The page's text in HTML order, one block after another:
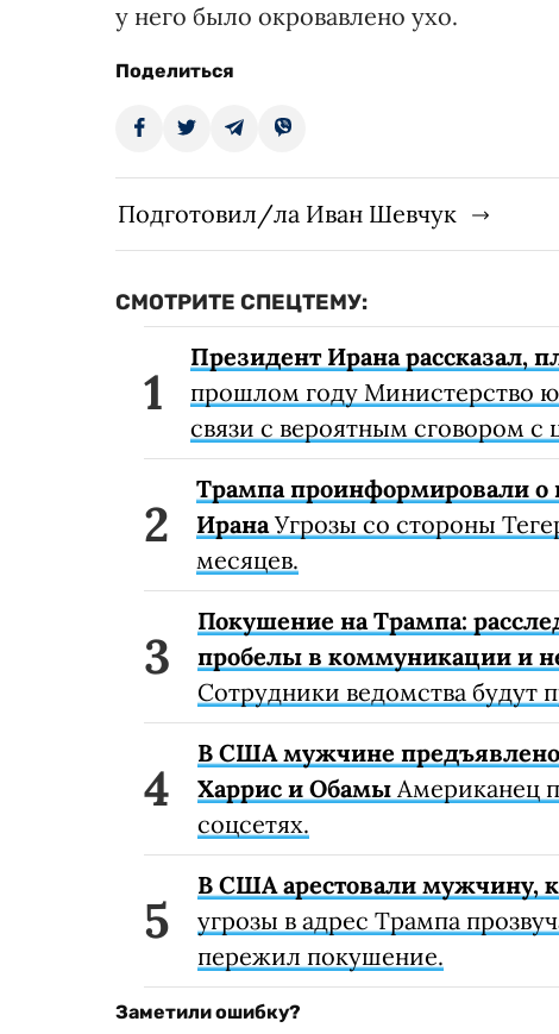
у него было окровавлено ухо.
Поделиться
Подготовил/ла Иван Шевчук
СМОТРИТЕ СПЕЦТЕМУ:
Президент Ирана рассказал,
прошлом году Министерство
связи с вероятным сговором
Трампа проинформировали о
ИранаУгрозы со стороны
месяцев.
Покушение на Трампа:
пробелы в коммуникации и
Сотрудники ведомства будут
В США мужчине предъявлено
Харрис и Обамы Американец
соцсетях.
В США арестовали мужчину,
угрозы в адрес Трампа
пережил покушение.
Заметили ошибку?